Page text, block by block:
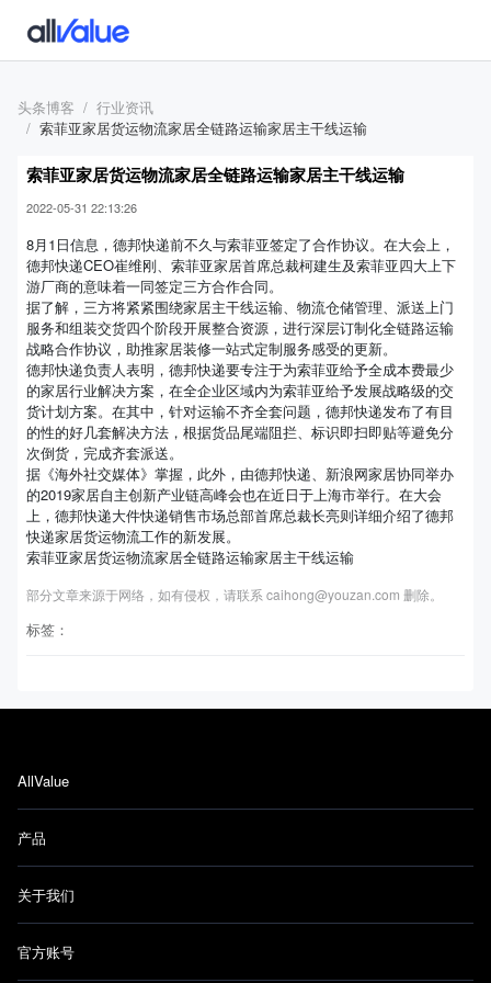
头条博客
行业资讯
索菲亚家居货运物流家居全链路运输家居主干线运输
索菲亚家居货运物流家居全链路运输家居主干线运输
2022-05-31 22:13:26
8月1日信息，德邦快递前不久与索菲亚签定了合作协议。在大会上，
德邦快递CEO崔维刚、索菲亚家居首席总裁柯建生及索菲亚四大上下
游厂商的意味着一同签定三方合作合同。
据了解，三方将紧紧围绕家居主干线运输、物流仓储管理、派送上门
服务和组装交货四个阶段开展整合资源，进行深层订制化全链路运输
战略合作协议，助推家居装修一站式定制服务感受的更新。
德邦快递负责人表明，德邦快递要专注于为索菲亚给予全成本费最少
的家居行业解决方案，在全企业区域内为索菲亚给予发展战略级的交
货计划方案。在其中，针对运输不齐全套问题，德邦快递发布了有目
的性的好几套解决方法，根据货品尾端阻拦、标识即扫即贴等避免分
次倒货，完成齐套派送。
据《海外社交媒体》掌握，此外，由德邦快递、新浪网家居协同举办
的2019家居自主创新产业链高峰会也在近日于上海市举行。在大会
上，德邦快递大件快递销售市场总部首席总裁长亮则详细介绍了德邦
快递家居货运物流工作的新发展。
索菲亚家居货运物流家居全链路运输家居主干线运输
部分文章来源于网络，如有侵权，请联系 caihong@youzan.com 删除。
标签：
AllValue
产品
关于我们
官方账号